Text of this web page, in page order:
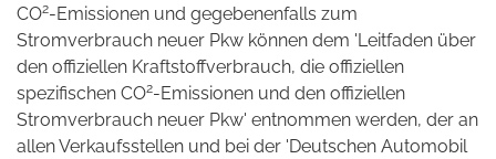
CO2-Emissionen und gegebenenfalls zum
Stromverbrauch neuer Pkw können dem 'Leitfaden über
den offiziellen Kraftstoffverbrauch, die offiziellen
spezifischen CO2-Emissionen und den offiziellen
Stromverbrauch neuer Pkw' entnommen werden, der an
allen Verkaufsstellen und bei der 'Deutschen Automobil